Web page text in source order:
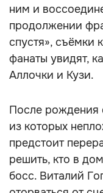
ним и
продолжении
спустя», съёмки
фанаты увидят,
Аллочки и Кузи.
После рождения
из которых
предстоит
решить, кто в
босс. Виталий